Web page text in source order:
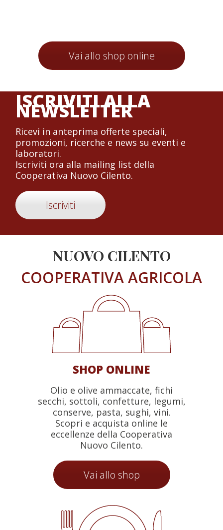
Vai allo shop online
ISCRIVITI ALLA
NEWSLETTER
Ricevi in anteprima offerte speciali,
promozioni, ricerche e news su eventi e
laboratori.
Iscriviti ora alla mailing list della
Cooperativa Nuovo Cilento.
Iscriviti
NUOVO CILENTO
COOPERATIVA AGRICOLA
SHOP ONLINE
Olio e olive ammaccate, fichi
secchi, sottoli, confetture, legumi,
conserve, pasta, sughi, vini.
Scopri e acquista online le
eccellenze della Cooperativa
Nuovo Cilento.
Vai allo shop